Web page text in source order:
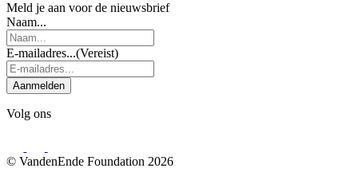
Meld je aan voor de nieuwsbrief
Naam...
E-mailadres...(Vereist)
Aanmelden
Volg ons
© VandenEnde Foundation 2026